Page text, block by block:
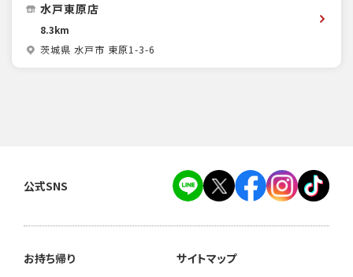
水戸東原店
8.3km
茨城県 水戸市 東原1-3-6
公式SNS
お持ち帰り
サイトマップ